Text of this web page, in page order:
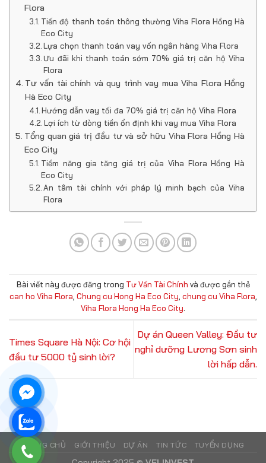
Flora
Tiến độ thanh toán thông thường Viha Flora Hồng Hà
Eco City
Lựa chọn thanh toán vay vốn ngân hàng Viha Flora
Ưu đãi khi thanh toán sớm 70% giá trị căn hộ Viha
Flora
Tư vấn tài chính và quy trình vay mua Viha Flora Hồng
Hà Eco City
Hướng dẫn vay tối đa 70% giá trị căn hộ Viha Flora
Lợi ích từ dòng tiền ổn định khi vay mua Viha Flora
Tổng quan giá trị đầu tư và sở hữu Viha Flora Hồng Hà
Eco City
Tiềm năng gia tăng giá trị của Viha Flora Hồng Hà
Eco City
An tâm tài chính với pháp lý minh bạch của Viha
Flora
Bài viết này được đăng trong Tư Vấn Tài Chính và được gắn thẻ
can ho Viha Flora, Chung cu Hong Ha Eco City, chung cu Viha Flora,
Viha Flora Hong Ha Eco City.
Times Square Hà Nội: Cơ hội
đầu tư 5000 tỷ sinh lời?
Dự án Queen Valley: Đầu tư
nghỉ dưỡng Lương Sơn sinh
lời hấp dẫn.
TRANG CHỦ GIỚI THIỆU DỰ ÁN TIN TỨC TUYỂN DỤNG